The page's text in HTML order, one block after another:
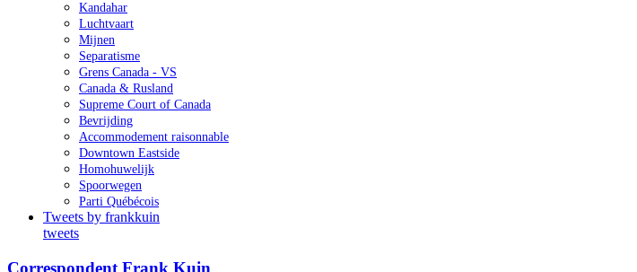
Kandahar
Luchtvaart
Mijnen
Separatisme
Grens Canada - VS
Canada & Rusland
Supreme Court of Canada
Bevrijding
Accommodement raisonnable
Downtown Eastside
Homohuwelijk
Spoorwegen
Parti Québécois
Tweets by frankkuin
tweets
Correspondent Frank Kuin